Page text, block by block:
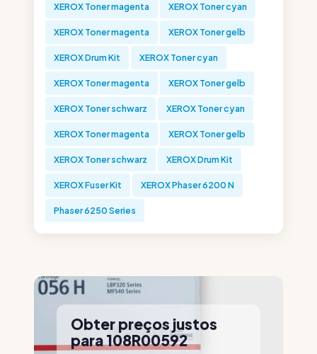
XEROX Toner magenta XEROX Toner cyan
XEROX Toner magenta XEROX Toner gelb
XEROX Drum Kit XEROX Toner cyan
XEROX Toner magenta XEROX Toner gelb
XEROX Toner schwarz XEROX Toner cyan
XEROX Toner magenta XEROX Toner gelb
XEROX Toner schwarz XEROX Drum Kit
XEROX Fuser Kit XEROX Phaser 6200 N
Phaser 6250 Series
Obter preços justos
para 108R00592